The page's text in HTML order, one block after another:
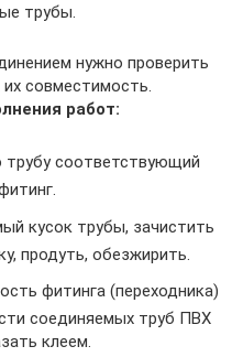
трубы.
нужно проверить
совместимость.
работ:
трубу соответствующий
кусок трубы, зачистить
продуть, обезжирить.
фитинга (переходника)
соединяемых труб ПВХ
клеем.